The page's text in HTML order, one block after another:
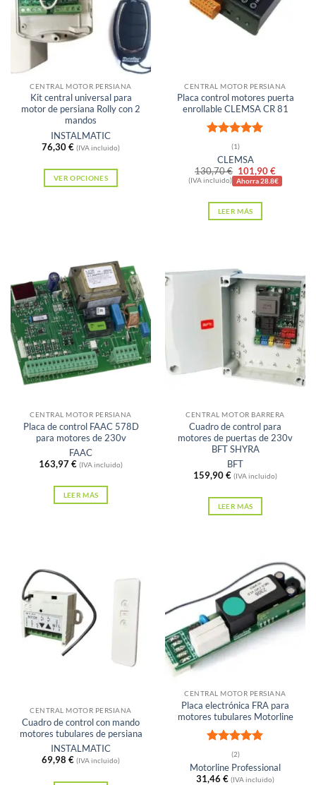
Sin existencias
CENTRAL MOTOR PERSIANA
Kit central universal para
motor de persiana Rolly con 2
mandos
INSTALMATIC
76,30€ (IVA incluido)
VER OPCIONES
variantes.
Las
opciones
se
pueden
elegir
en
de
producto
CENTRAL MOTOR PERSIANA
Placa control motores puerta
enrollable CLEMSA CR 81
Valorado
con 5de 5
(1)
CLEMSA
130,70€ El
precio
era:
130,70 €.
101,90€El
precio
(IVA incluido) Ahorra 28.8€
LEER MÁS
CENTRAL MOTOR PERSIANA
Placa de control FAAC 578D
para motores de 230v
FAAC
163,97€ (IVA incluido)
LEER MÁS
CENTRAL MOTOR BARRERA
Cuadro de control para
motores de puertas de 230v
BFT SHYRA
BFT
159,90€ (IVA incluido)
LEER MÁS
CENTRAL MOTOR PERSIANA
Cuadro de control con mando
motores tubulares de persiana
INSTALMATIC
69,98 € (IVA incluido)
CENTRAL MOTOR PERSIANA
Placa electrónica FRA para
motores tubulares Motorline
Valorado
con
5de 5
(2)
Motorline Professional
31,46 € (IVA incluido)